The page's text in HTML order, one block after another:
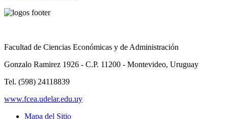
Facultad de Ciencias Económicas y de Administración
Gonzalo Ramirez 1926 - C.P. 11200 - Montevideo, Uruguay
Tel. (598) 24118839
www.fcea.udelar.edu.uy
Mapa del Sitio